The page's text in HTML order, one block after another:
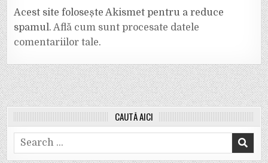
Acest site folosește Akismet pentru a reduce
spamul.Află cum sunt procesate datele
comentariilor tale.
CAUTĂ AICI
Search
for: